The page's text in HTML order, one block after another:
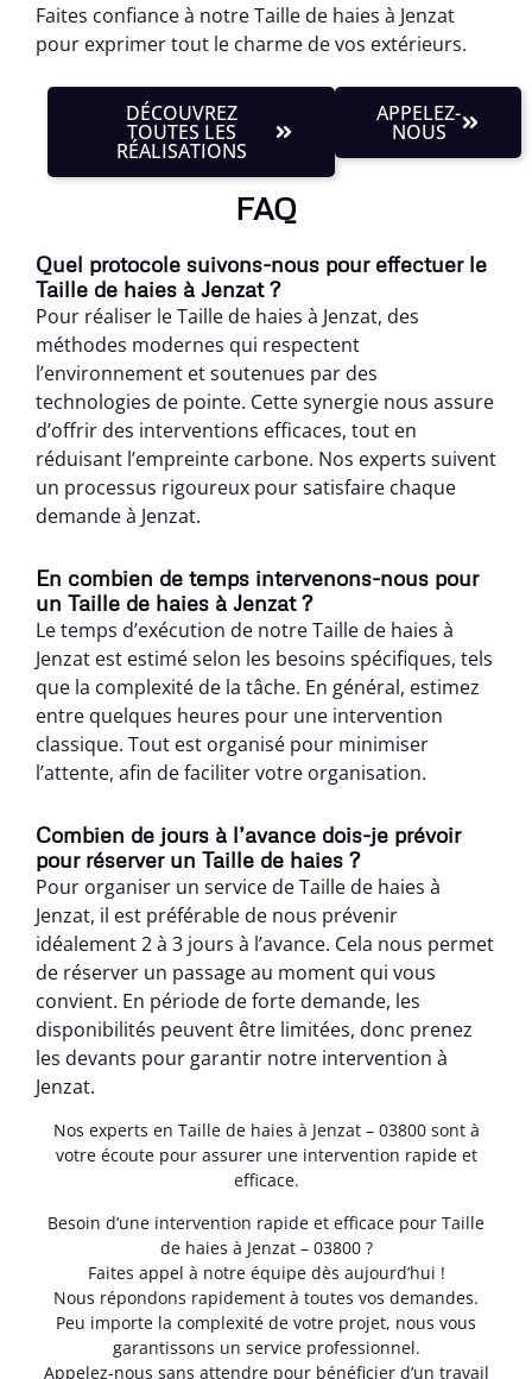
Faites confiance à notre Taille de haies à Jenzat
pour exprimer tout le charme de vos extérieurs.
DÉCOUVREZ
TOUTES LES
RÉALISATIONS
APPELEZ-
NOUS
FAQ
Quel protocole suivons-nous pour effectuer le
Taille de haies à Jenzat ?
Pour réaliser le Taille de haies à Jenzat, des
méthodes modernes qui respectent
l’environnement et soutenues par des
technologies de pointe. Cette synergie nous assure
d’offrir des interventions efficaces, tout en
réduisant l’empreinte carbone. Nos experts suivent
un processus rigoureux pour satisfaire chaque
demande à Jenzat.
En combien de temps intervenons-nous pour
un Taille de haies à Jenzat ?
Le temps d’exécution de notre Taille de haies à
Jenzat est estimé selon les besoins spécifiques, tels
que la complexité de la tâche. En général, estimez
entre quelques heures pour une intervention
classique. Tout est organisé pour minimiser
l’attente, afin de faciliter votre organisation.
Combien de jours à l’avance dois-je prévoir
pour réserver un Taille de haies ?
Pour organiser un service de Taille de haies à
Jenzat, il est préférable de nous prévenir
idéalement 2 à 3 jours à l’avance. Cela nous permet
de réserver un passage au moment qui vous
convient. En période de forte demande, les
disponibilités peuvent être limitées, donc prenez
les devants pour garantir notre intervention à
Jenzat.
Nos experts en Taille de haies à Jenzat – 03800 sont à
votre écoute pour assurer une intervention rapide et
efficace.
Besoin d’une intervention rapide et efficace pour Taille
de haies à Jenzat – 03800 ?
Faites appel à notre équipe dès aujourd’hui !
Nous répondons rapidement à toutes vos demandes.
Peu importe la complexité de votre projet, nous vous
garantissons un service professionnel.
Appelez-nous sans attendre pour bénéficier d’un travail